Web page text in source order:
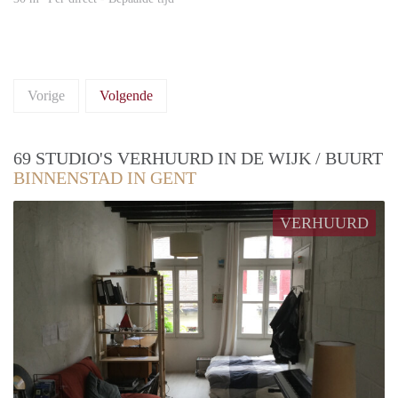
Vorige Volgende
69 STUDIO'S VERHUURD IN DE WIJK / BUURT
BINNENSTAD IN GENT
VERHUURD